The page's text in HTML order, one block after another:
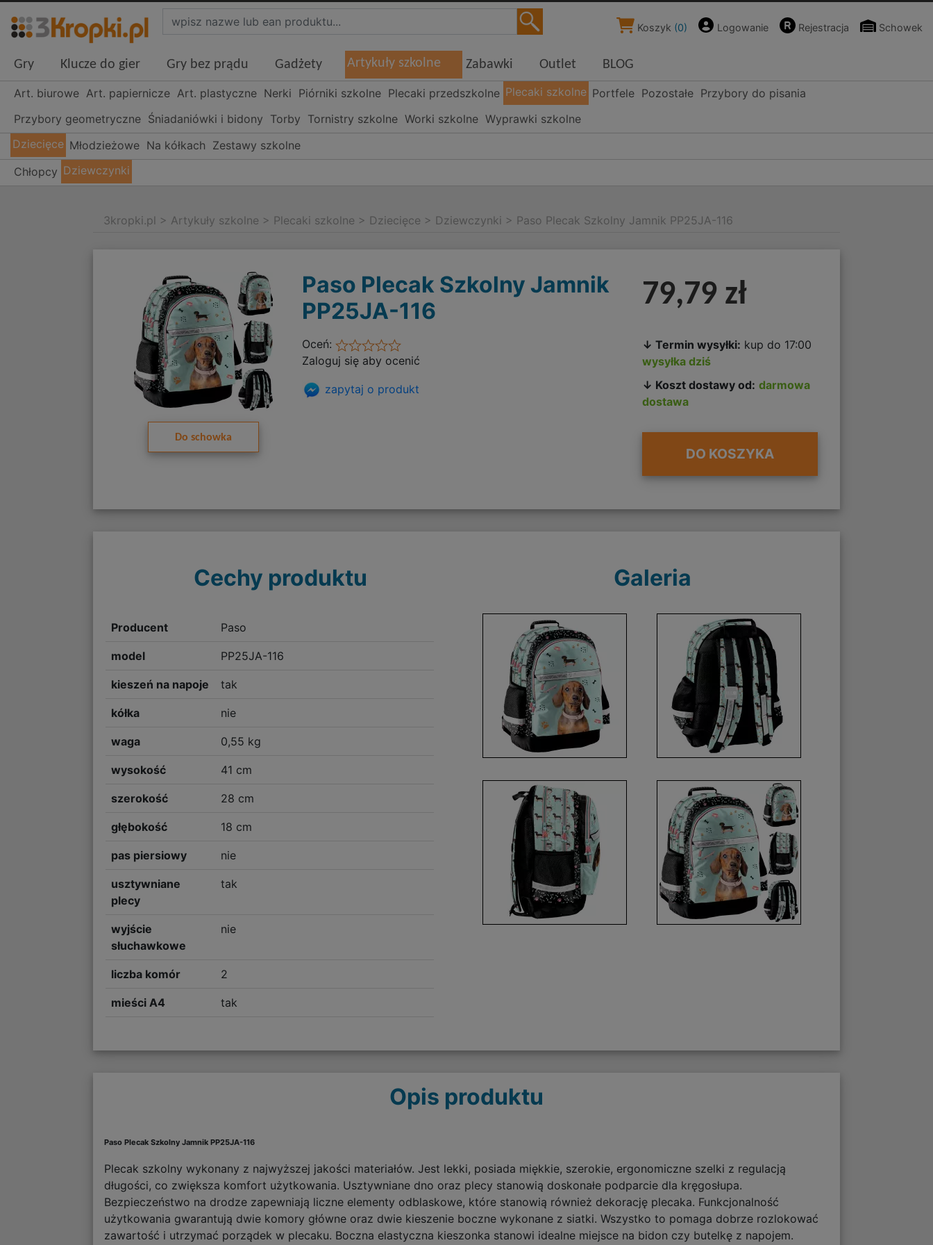
Koszyk (0) Logowanie Rejestracja Schowek
Gry Klucze do gier Gry bez prądu Gadżety Artykuły szkolne Zabawki Outlet BLOG
Art. biurowe Art. papiernicze Art. plastyczne Nerki Piórniki szkolne Plecaki przedszkolne Plecaki szkolne Portfele Pozostałe Przybory do pisania
Przybory geometryczne Śniadaniówki i bidony Torby Tornistry szkolne Worki szkolne Wyprawki szkolne
Dziecięce Młodzieżowe Na kółkach Zestawy szkolne
Chłopcy Dziewczynki
3kropki.pl > Artykuły szkolne > Plecaki szkolne > Dziecięce > Dziewczynki > Paso Plecak Szkolny Jamnik PP25JA-116
Do schowka
Paso Plecak Szkolny Jamnik
PP25JA-116
Oceń:
Zaloguj się aby ocenić
zapytaj o produkt
79,79 zł
↓ Termin wysyłki: kup do 17:00
wysyłka dziś
↓ Koszt dostawy od: darmowa
dostawa
DO KOSZYKA
Cechy produktu
Producent Paso
model PP25JA-116
kieszeń na napoje tak
kółka nie
waga 0,55 kg
wysokość 41 cm
szerokość 28 cm
głębokość 18 cm
pas piersiowy nie
usztywniane
plecy
tak
wyjście
słuchawkowe
nie
liczba komór 2
mieści A4 tak
Galeria
Opis produktu
Paso Plecak Szkolny Jamnik PP25JA-116
Plecak szkolny wykonany z najwyższej jakości materiałów. Jest lekki, posiada miękkie, szerokie, ergonomiczne szelki z regulacją
długości, co zwiększa komfort użytkowania. Usztywniane dno oraz plecy stanowią doskonałe podparcie dla kręgosłupa.
Bezpieczeństwo na drodze zapewniają liczne elementy odblaskowe, które stanowią również dekorację plecaka. Funkcjonalność
użytkowania gwarantują dwie komory główne oraz dwie kieszenie boczne wykonane z siatki. Wszystko to pomaga dobrze rozlokować
zawartość i utrzymać porządek w plecaku. Boczna elastyczna kieszonka stanowi idealne miejsce na bidon czy butelkę z napojem.